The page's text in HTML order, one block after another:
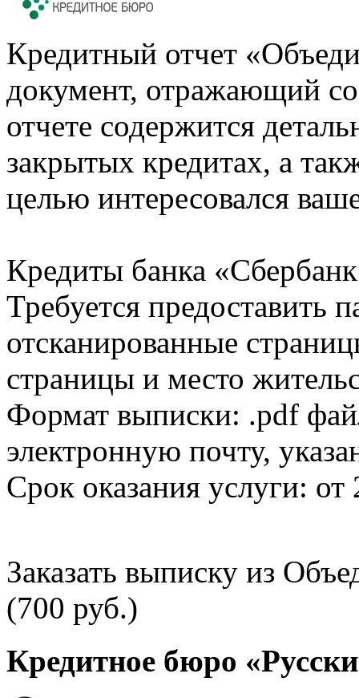
Кредитный отчет
документ, отражающий
отчете содержится
закрытых кредитах, а
целью интересовался
Кредиты банка
Требуется предоставить
отсканированные
страницы и место
Формат выписки: .pdf
электронную почту,
Срок оказания услуги: от
Заказать выписку из
(700 руб.)
Кредитное бюро